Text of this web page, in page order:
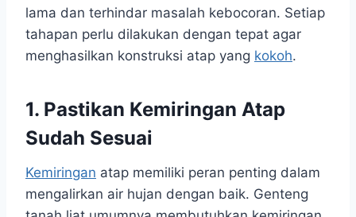
lama dan terhindar masalah kebocoran. Setiap
tahapan perlu dilakukan dengan tepat agar
menghasilkan konstruksi atap yang kokoh.
1. Pastikan Kemiringan Atap
Sudah Sesuai
Kemiringan atap memiliki peran penting dalam
mengalirkan air hujan dengan baik. Genteng